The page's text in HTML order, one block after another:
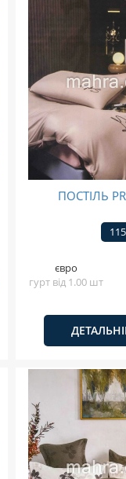
ПОСТІЛЬ
євро
гурт від 1.00 шт